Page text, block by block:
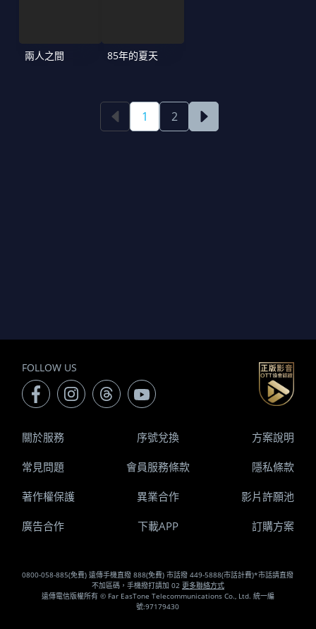
兩人之間 85年的夏天
1 2
FOLLOW US
0800-058-885(免費) 遠傳手機直撥 888(免費) 市話撥 449-5888(市話計費)*市話請直撥
不加區碼，手機撥打請加 02 更多聯絡方式
遠傳電信版權所有 © Far EasTone Telecommunications Co., Ltd. 統一編
號:97179430
關於服務 序號兌換 方案說明
常見問題 會員服務條款 隱私條款
著作權保護 異業合作 影片許願池
廣告合作 下載APP 訂購方案